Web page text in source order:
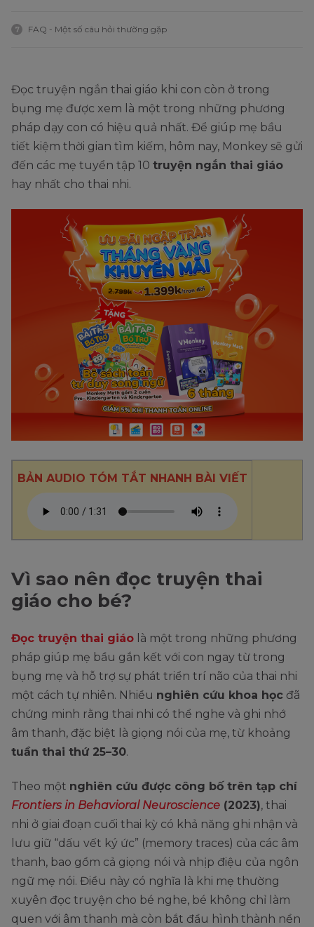
7 FAQ - Một số câu hỏi thường gặp
Đọc truyện ngắn thai giáo khi con còn ở trong
bụng mẹ được xem là một trong những phương
pháp dạy con có hiệu quả nhất. Để giúp mẹ bầu
tiết kiệm thời gian tìm kiếm, hôm nay, Monkey sẽ gửi
đến các mẹ tuyển tập 10 truyện ngắn thai giáo
hay nhất cho thai nhi.
BẢN AUDIO TÓM TẮT NHANH BÀI VIẾT
Vì sao nên đọc truyện thai
giáo cho bé?
Đọc truyện thai giáo là một trong những phương
pháp giúp mẹ bầu gắn kết với con ngay từ trong
bụng mẹ và hỗ trợ sự phát triển trí não của thai nhi
một cách tự nhiên. Nhiều nghiên cứu khoa học đã
chứng minh rằng thai nhi có thể nghe và ghi nhớ
âm thanh, đặc biệt là giọng nói của mẹ, từ khoảng
tuần thai thứ 25–30.
Theo một nghiên cứu được công bố trên tạp chí
Frontiers in Behavioral Neuroscience (2023), thai
nhi ở giai đoạn cuối thai kỳ có khả năng ghi nhận và
lưu giữ “dấu vết ký ức” (memory traces) của các âm
thanh, bao gồm cả giọng nói và nhịp điệu của ngôn
ngữ mẹ nói. Điều này có nghĩa là khi mẹ thường
xuyên đọc truyện cho bé nghe, bé không chỉ làm
quen với âm thanh mà còn bắt đầu hình thành nền